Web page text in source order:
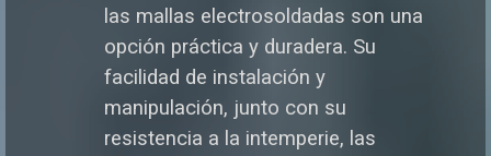
las mallas electrosoldadas son una
opción práctica y duradera. Su
facilidad de instalación y
manipulación, junto con su
resistencia a la intemperie, las